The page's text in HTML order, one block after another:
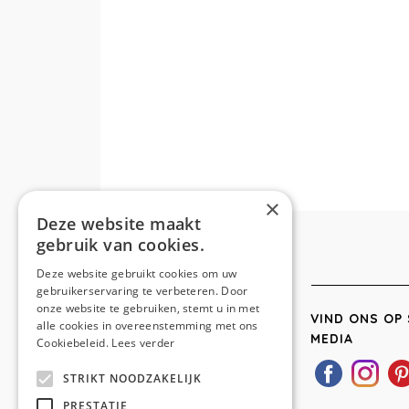
VIND ONS OP
MEDIA
×
Deze website maakt
gebruik van cookies.
Deze website gebruikt cookies om uw
gebruikerservaring te verbeteren. Door
onze website te gebruiken, stemt u in met
alle cookies in overeenstemming met ons
Cookiebeleid. Lees verder
STRIKT NOODZAKELIJK
PRESTATIE